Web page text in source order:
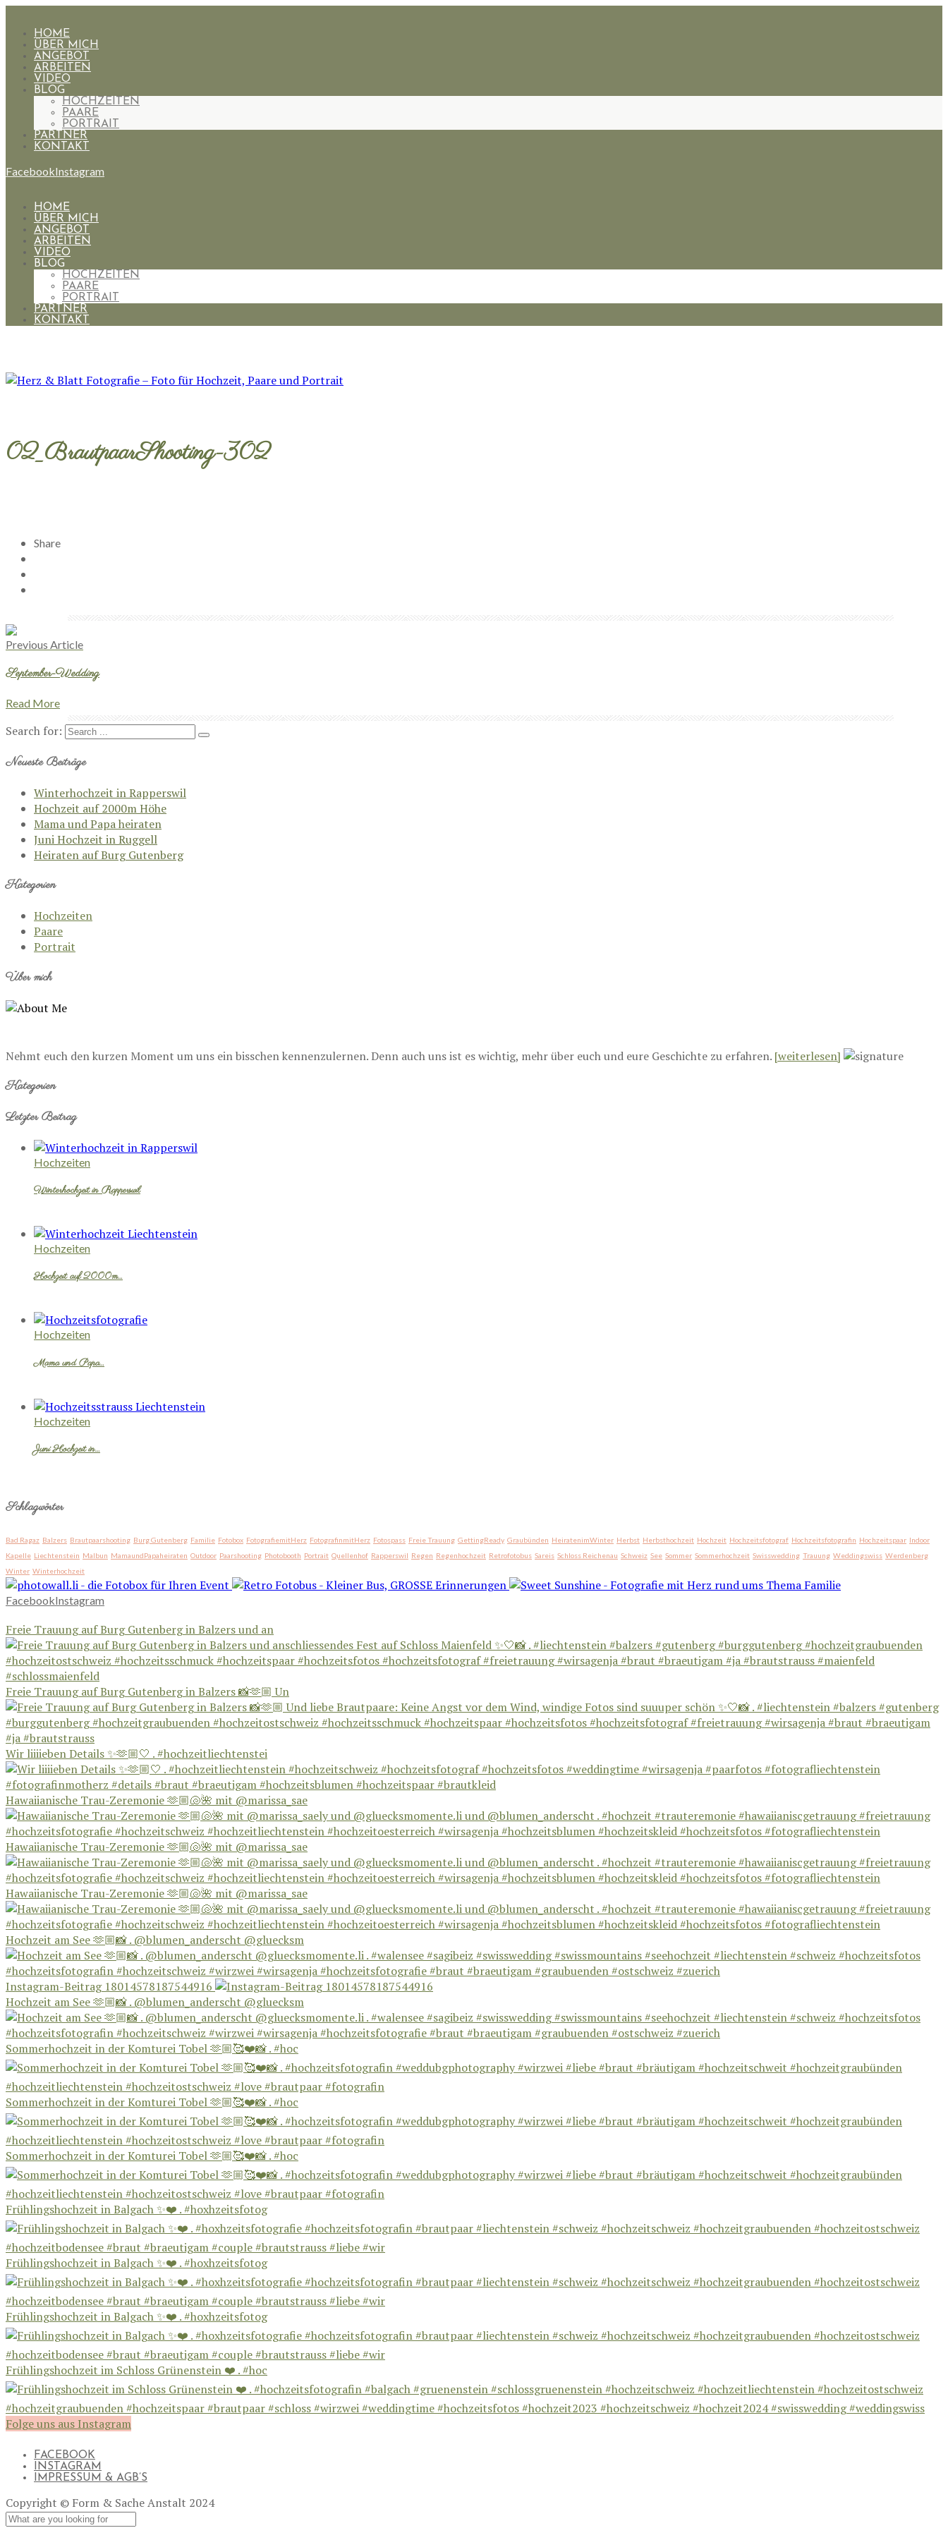
HOME
ÜBER MICH
ANGEBOT
ARBEITEN
VIDEO
BLOG
HOCHZEITEN
PAARE
PORTRAIT
PARTNER
KONTAKT
FacebookInstagram
HOME
ÜBER MICH
ANGEBOT
ARBEITEN
VIDEO
BLOG
HOCHZEITEN
PAARE
PORTRAIT
PARTNER
KONTAKT
02_BrautpaarShooting-302
Share
Previous Article
September-Wedding
Read More
Search for:
Neueste Beiträge
Winterhochzeit in Rapperswil
Hochzeit auf 2000m Höhe
Mama und Papa heiraten
Juni Hochzeit in Ruggell
Heiraten auf Burg Gutenberg
Kategorien
Hochzeiten
Paare
Portrait
Über mich
Nehmt euch den kurzen Moment um uns ein bisschen kennenzulernen. Denn auch uns ist es wichtig, mehr über euch und eure Geschichte zu erfahren. [weiterlesen]
Kategorien
Letzter Beitrag
Hochzeiten
Winterhochzeit in Rapperswil
Hochzeiten
Hochzeit auf 2000m…
Hochzeiten
Mama und Papa…
Hochzeiten
Juni Hochzeit in…
Schlagwörter
Bad Ragaz Balzers Brautpaarshooting Burg Gutenberg Familie Fotobox FotografiemitHerz FotografinmitHerz Fotospass Freie Trauung GettingReady Graubünden HeiratenimWinter Herbst Herbsthochzeit Hochzeit Hochzeitsfotograf Hochzeitsfotografin Hochzeitspaar Indoor
Kapelle Liechtenstein Malbun MamaundPapaheiraten Outdoor Paarshooting Photobooth Portrait Quellenhof Rapperswil Regen Regenhochzeit Retrofotobus Sareis Schloss Reichenau Schweiz See Sommer Sommerhochzeit Swisswedding Trauung Weddingswiss Werdenberg
Winter Winterhochzeit
FacebookInstagram
Freie Trauung auf Burg Gutenberg in Balzers und an
Freie Trauung auf Burg Gutenberg in Balzers 📸🫶🏼 Un
Wir liiiieben Details ✨🫶🏼🤍 . #hochzeitliechtenstei
Hawaiianische Trau-Zeremonie 🫶🏼🐚🌺 mit @marissa_sae
Hawaiianische Trau-Zeremonie 🫶🏼🐚🌺 mit @marissa_sae
Hawaiianische Trau-Zeremonie 🫶🏼🐚🌺 mit @marissa_sae
Hochzeit am See 🫶🏼📸 . @blumen_anderscht @gluecksm
Instagram-Beitrag 18014578187544916
Hochzeit am See 🫶🏼📸 . @blumen_anderscht @gluecksm
Sommerhochzeit in der Komturei Tobel 🫶🏼🥰❤️📸 . #hoc
Sommerhochzeit in der Komturei Tobel 🫶🏼🥰❤️📸 . #hoc
Sommerhochzeit in der Komturei Tobel 🫶🏼🥰❤️📸 . #hoc
Frühlingshochzeit in Balgach ✨❤️ . #hoxhzeitsfotog
Frühlingshochzeit in Balgach ✨❤️ . #hoxhzeitsfotog
Frühlingshochzeit in Balgach ✨❤️ . #hoxhzeitsfotog
Frühlingshochzeit im Schloss Grünenstein ❤️ . #hoc
Folge uns aus Instagram
FACEBOOK
INSTAGRAM
IMPRESSUM & AGB’S
Copyright © Form & Sache Anstalt 2024